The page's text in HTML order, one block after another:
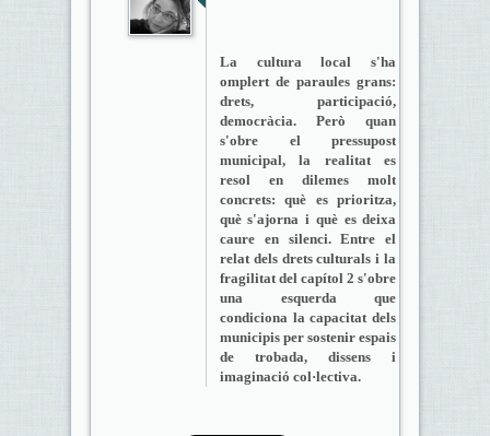
La cultura local s'ha
omplert de paraules grans:
drets, participació,
democràcia. Però quan
s'obre el pressupost
municipal, la realitat es
resol en dilemes molt
concrets: què es prioritza,
què s'ajorna i què es deixa
caure en silenci. Entre el
relat dels drets culturals i la
fragilitat del capítol 2 s'obre
una esquerda que
condiciona la capacitat dels
municipis per sostenir espais
de trobada, dissens i
imaginació col·lectiva.